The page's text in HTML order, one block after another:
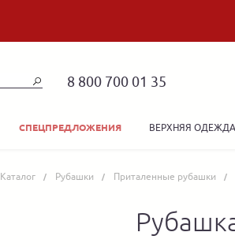
8 800 700 01 35
СПЕЦПРЕДЛОЖЕНИЯ ВЕРХНЯЯ ОДЕЖДА
Каталог Рубашки Приталенные рубашки